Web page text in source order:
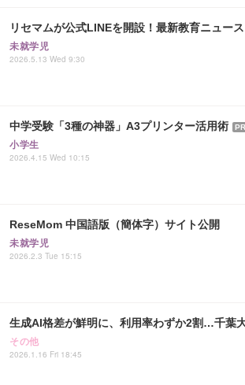
リセマムが公式LINEを開設！最新教育ニュー
未就学児
2026.5.13 Wed 9:30
中学受験「3種の神器」A3プリンター活用術 PR
小学生
2026.4.15 Wed 10:15
ReseMom 中国語版（簡体字）サイト公開
未就学児
2026.2.3 Tue 15:15
生成AI格差が鮮明に、利用率わずか2割…千葉
その他
2026.1.16 Fri 18:45